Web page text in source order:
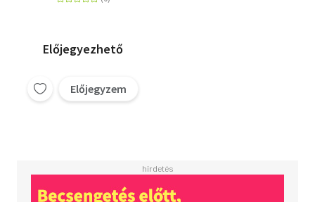
Előjegyezhető
Előjegyzem